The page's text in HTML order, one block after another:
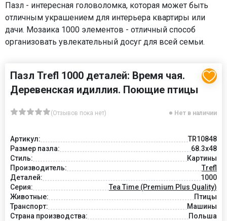
Пазл - интересная головоломка, которая может быть
отличным украшением для интерьера квартиры или
дачи. Мозаика 1000 элементов - отличный способ
организовать увлекательный досуг для всей семьи.
Пазл Trefl 1000 деталей: Время чая.
Деревенская идиллия. Поющие птицы
(Отзывов пока нет) Нет в наличии
Артикул:
TR10848
Размер пазла:
68.3x48
Стиль:
Картины
Производитель:
Trefl
Деталей:
1000
Серия:
Tea Time (Premium Plus Quality)
Животные:
Птицы
Транспорт:
Машины
Страна производства:
Польша